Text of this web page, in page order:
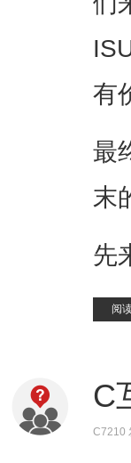
有
最
末
先
阅
C
C7210